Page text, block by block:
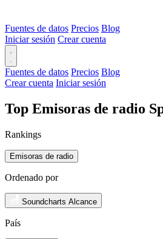
Fuentes de datos Precios Blog
Iniciar sesión Crear cuenta
Fuentes de datos Precios Blog
Crear cuenta Iniciar sesión
Top Emisoras de radio
Rankings
Emisoras de radio
Ordenado por
Soundcharts Alcance
País